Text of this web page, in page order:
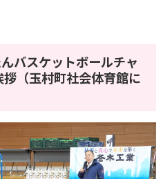
バスケットボールチャ
（玉村町社会体育館に